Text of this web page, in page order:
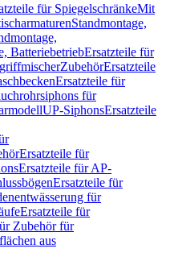
für SpiegelschränkeMit
Standmontage,
BatteriebetriebErsatzteile für
ZubehörErsatzteile
Ersatzteile für
für
UP-SiphonsErsatzteile
Ersatzteile für
Ersatzteile für AP-
Ersatzteile für
für
Ersatzteile für
Zubehör für
aus